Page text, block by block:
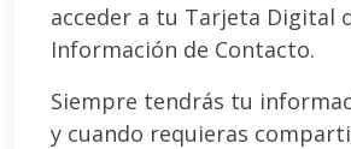
acceder a tu Tarjeta Digital
Información de Contacto.
Siempre tendrás tu
y cuando requieras